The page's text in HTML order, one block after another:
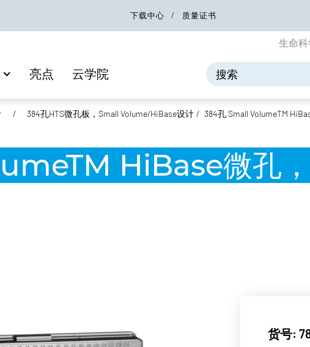
下载中心 质量证书
亮点 云学院
生命
384孔HTS微孔板，Small Volume/HiBase设计 384孔 Small VolumeTM
HiBase微孔
货号: